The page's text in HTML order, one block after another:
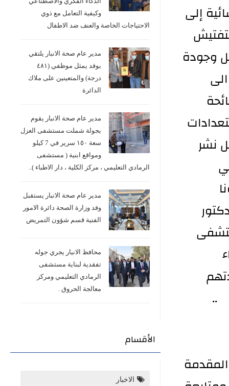
بزيارة مسائية إلى
وجودة
نشر
..
وكيفية التعامل مع ذوي
الاحتياجات الخاصة والعنف ضد الاطفال
مدير عام صحة الانبار يلتقي
بوفد يمثل موظفي (٤٨١
درجة) والمتعينين على ملاك
الدائرة
مدير عام صحة الانبار يقوم
بجولة شملت مستشفى العزل
سعة ١٥٠ سرير في 7 كيلو
ومواقع ابنية ( مستشفى
الرمادي التعليمي ، مركز الكلية ، دار الاطباء )..
مدير عام صحة الانبار يستقبل
وفد وزارة الصحة دائرة الامور
الفنية قسم شؤون التمريض
محافظ الانبار يجري جوله
تفقدية لبناية مستشفى
الرمادي التعليمي ومركز
معالجة الحروق .
الأقسام
الاخبار